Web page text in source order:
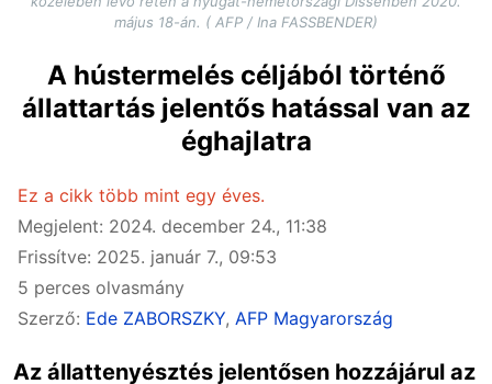
május 18-án. ( AFP / Ina FASSBENDER)
A hústermelés céljából történő
állattartás jelentős hatással van az
éghajlatra
Ez a cikk több mint egy éves.
Megjelent: 2024. december 24., 11:38
Frissítve: 2025. január 7., 09:53
5 perces olvasmány
Szerző: Ede ZABORSZKY, AFP Magyarország
Az állattenyésztés jelentősen hozzájárul az